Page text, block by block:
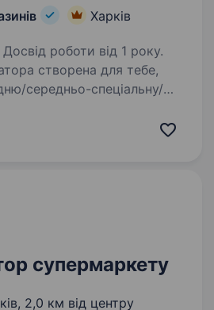
Харків
роботи від 1 року.
створена для тебе,
посаді (торгівля) рік і
супермаркету
2,0 км від центру